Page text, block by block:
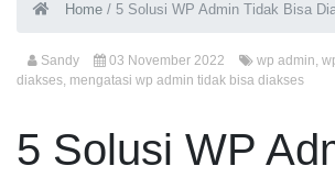
Home / 5 Solusi WP Admin Tidak Bisa
Sandy 03 November 2022 wp admin,
diakses, mengatasi wp admin tidak bisa diakses
5 Solusi WP